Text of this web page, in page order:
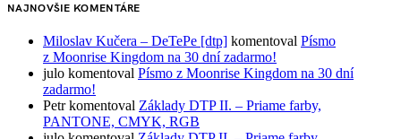
NAJNOVŠIE KOMENTÁRE
Miloslav Kučera – DeTePe [dtp] komentoval Písmo
z Moonrise Kingdom na 30 dní zadarmo!
julo komentoval Písmo z Moonrise Kingdom na 30 dní
zadarmo!
Petrkomentoval Základy DTP II. – Priame farby,
PANTONE, CMYK, RGB